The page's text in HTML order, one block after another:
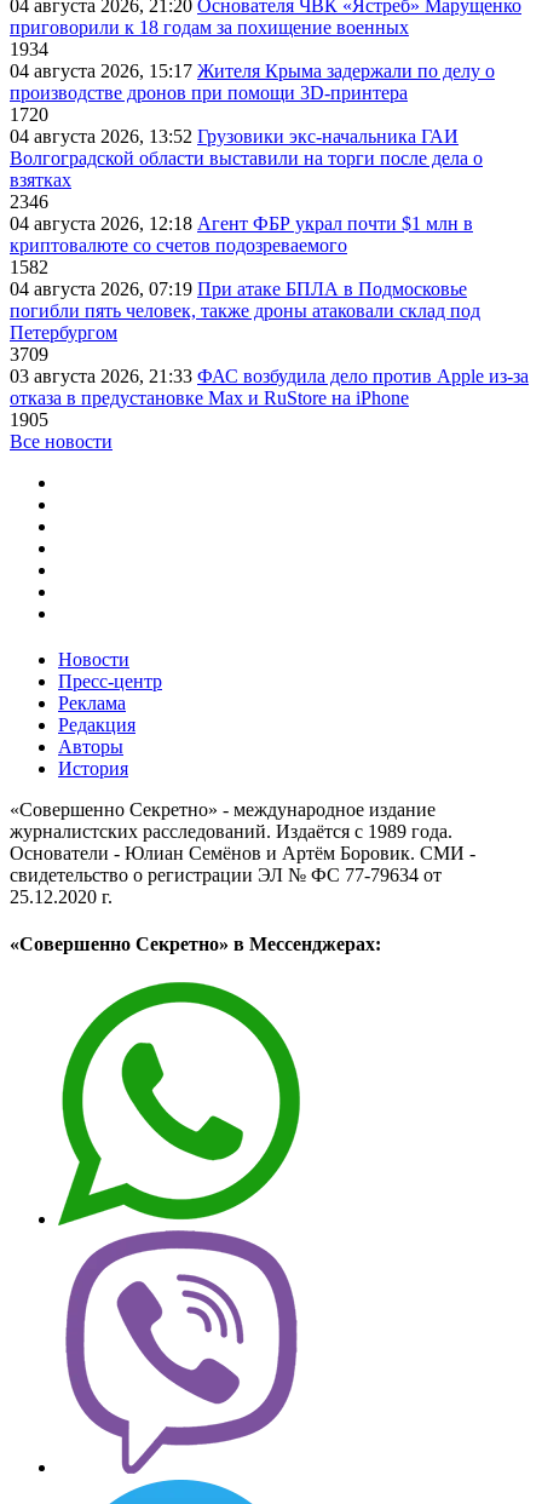
04 августа 2026, 21:20 Основателя ЧВК «Ястреб» Марущенко
приговорили к 18 годам за похищение военных
1934
04 августа 2026, 15:17 Жителя Крыма задержали по делу о
производстве дронов при помощи 3D‑принтера
1720
04 августа 2026, 13:52 Грузовики экс-начальника ГАИ
Волгоградской области выставили на торги после дела о
взятках
2346
04 августа 2026, 12:18 Агент ФБР украл почти $1 млн в
криптовалюте со счетов подозреваемого
1582
04 августа 2026, 07:19 При атаке БПЛА в Подмосковье
погибли пять человек, также дроны атаковали склад под
Петербургом
3709
03 августа 2026, 21:33 ФАС возбудила дело против Apple из-за
отказа в предустановке Max и RuStore на iPhone
1905
Все новости
Новости
Пресс-центр
Реклама
Редакция
Авторы
История
«Совершенно Секретно» - международное издание
журналистских расследований. Издаётся с 1989 года.
Основатели - Юлиан Семёнов и Артём Боровик. CМИ -
свидетельство о регистрации ЭЛ № ФС 77-79634 от
25.12.2020 г.
«Совершенно Секретно» в Мессенджерах: